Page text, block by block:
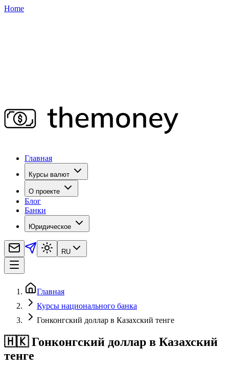
Home
Главная
Курсы валют
О проекте
Блог
Банки
Юридическое
RU
Главная
Курсы национального банка
Гонконгский доллар в Казахский тенге
🇭🇰 Гонконгский доллар в Казахский
тенге